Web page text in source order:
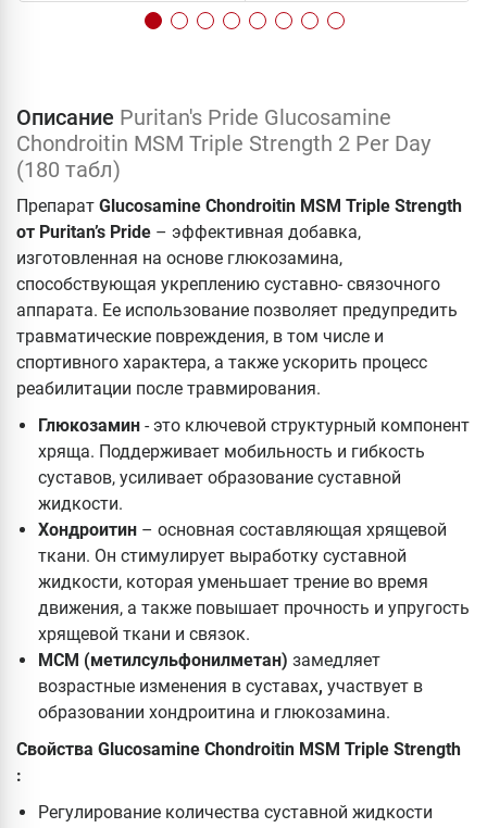
Описание Puritan's Pride Glucosamine
Chondroitin MSM Triple Strength 2 Per Day
(180 табл)
Препарат Glucosamine Chondroitin MSM Triple Strength
от Puritan’s Pridе – эффективная добавка,
изготовленная на основе глюкозамина,
способствующая укреплению суставно- связочного
аппарата. Ее использование позволяет предупредить
травматические повреждения, в том числе и
спортивного характера, а также ускорить процесс
реабилитации после травмирования.
Глюкозамин - это ключевой структурный компонент
хряща. Поддерживает мобильность и гибкость
суставов, усиливает образование суставной
жидкости.
Хондроитин – основная составляющая хрящевой
ткани. Он стимулирует выработку суставной
жидкости, которая уменьшает трение во время
движения, а также повышает прочность и упругость
хрящевой ткани и связок.
МСМ (метилсульфонилметан) замедляет
возрастные изменения в суставах, участвует в
образовании хондроитина и глюкозамина.
Свойства Glucosamine Chondroitin MSM Triple Strength
:
Регулирование количества суставной жидкости